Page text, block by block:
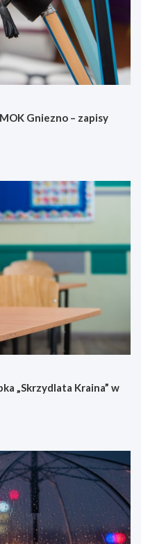
Gniezno – zapisy
„Skrzydlata Kraina” w